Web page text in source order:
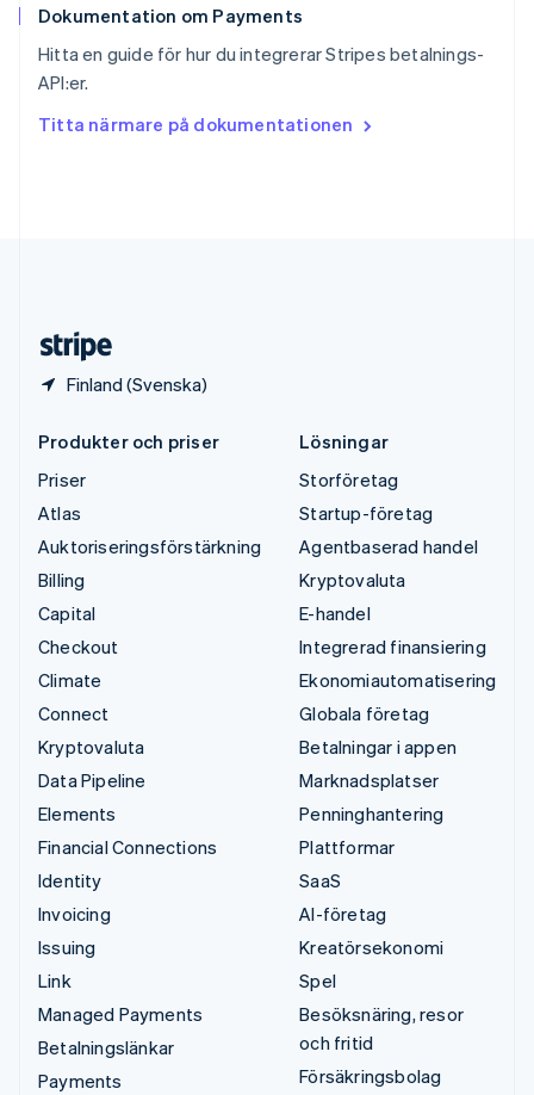
Dokumentation om Payments
Hitta en guide för hur du integrerar Stripes betalnings-
API:er.
Titta närmare på dokumentationen
Finland (Svenska)
Sverige
Thailand
ไทย
English
Produkter och priser
Priser
Atlas
Auktoriseringsförstärkning
Billing
Capital
Checkout
Climate
Connect
Kryptovaluta
Data Pipeline
Elements
Financial Connections
Identity
Invoicing
Issuing
Link
Managed Payments
Betalningslänkar
Payments
Lösningar
Storföretag
Startup-företag
Agentbaserad handel
Kryptovaluta
E-handel
Integrerad finansiering
Ekonomiautomatisering
Globala företag
Betalningar i appen
Marknadsplatser
Penninghantering
Plattformar
SaaS
AI-företag
Kreatörsekonomi
Spel
Besöksnäring, resor
och fritid
Försäkringsbolag